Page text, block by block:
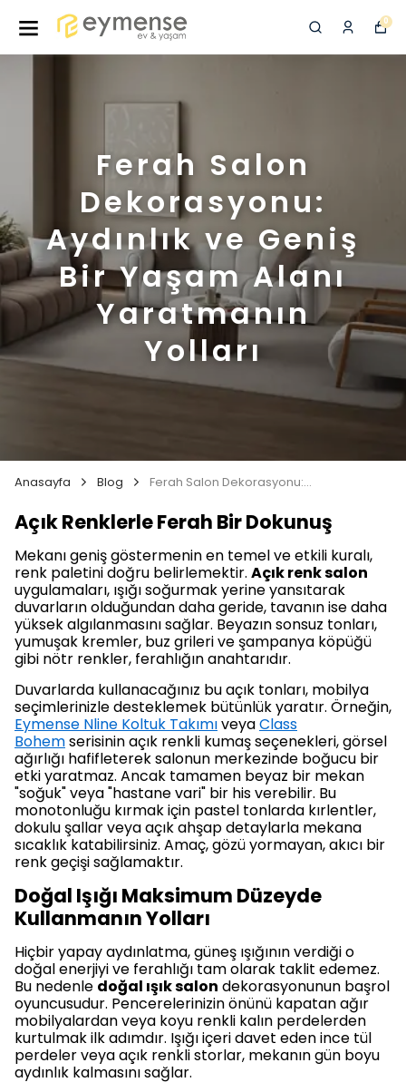
0
Ferah Salon
Dekorasyonu:
Aydınlık ve Geniş
Bir Yaşam Alanı
Yaratmanın
Yolları
Anasayfa Blog Ferah Salon Dekorasyonu: Aydınlık ve Geniş Bir Yaşam Alanı Yaratmanın Yolları
Açık Renklerle Ferah Bir Dokunuş
Mekanı geniş göstermenin en temel ve etkili kuralı,
renk paletini doğru belirlemektir. Açık renk salon
uygulamaları, ışığı soğurmak yerine yansıtarak
duvarların olduğundan daha geride, tavanın ise daha
yüksek algılanmasını sağlar. Beyazın sonsuz tonları,
yumuşak kremler, buz grileri ve şampanya köpüğü
gibi nötr renkler, ferahlığın anahtarıdır.
Duvarlarda kullanacağınız bu açık tonları, mobilya
seçimlerinizle desteklemek bütünlük yaratır. Örneğin,
Eymense Nline Koltuk TakımıveyaClass
Bohemserisinin açık renkli kumaş seçenekleri, görsel
ağırlığı hafifleterek salonun merkezinde boğucu bir
etki yaratmaz. Ancak tamamen beyaz bir mekan
"soğuk" veya "hastane vari" bir his verebilir. Bu
monotonluğu kırmak için pastel tonlarda kırlentler,
dokulu şallar veya açık ahşap detaylarla mekana
sıcaklık katabilirsiniz. Amaç, gözü yormayan, akıcı bir
renk geçişi sağlamaktır.
Doğal Işığı Maksimum Düzeyde
Kullanmanın Yolları
Hiçbir yapay aydınlatma, güneş ışığının verdiği o
doğal enerjiyi ve ferahlığı tam olarak taklit edemez.
Bu nedenle doğal ışık salon dekorasyonunun başrol
oyuncusudur. Pencerelerinizin önünü kapatan ağır
mobilyalardan veya koyu renkli kalın perdelerden
kurtulmak ilk adımdır. Işığı içeri davet eden ince tül
perdeler veya açık renkli storlar, mekanın gün boyu
aydınlık kalmasını sağlar.